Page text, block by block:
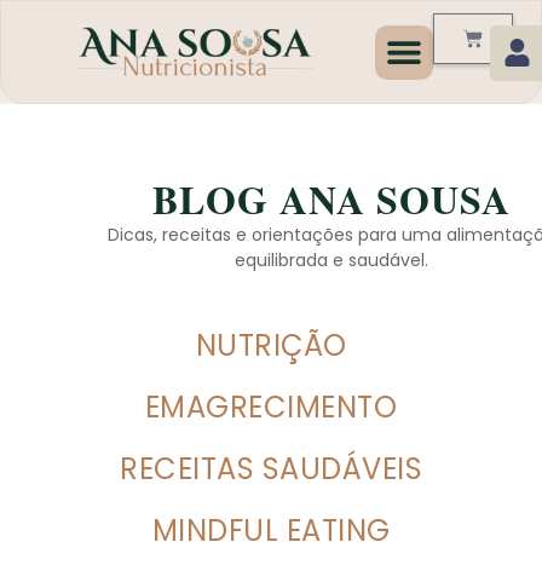
BLOG ANA SOUSA
Dicas, receitas e orientações para uma
equilibrada e saudável.
NUTRIÇÃO
EMAGRECIMENTO
RECEITAS SAUDÁVEIS
MINDFUL EATING